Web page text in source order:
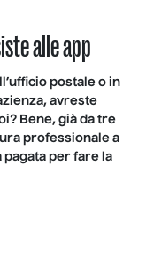
alle app
postale o in
avreste
Bene, già da tre
professionale a
per fare la